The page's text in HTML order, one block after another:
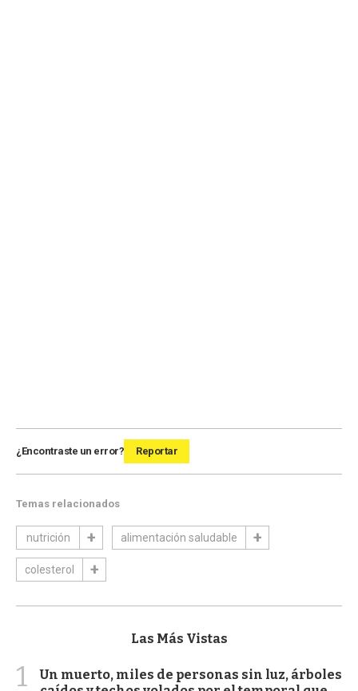
¿Encontraste un error? Reportar
Temas relacionados
nutrición alimentación saludable
colesterol
Las Más Vistas
1
Un muerto, miles de personas sin luz, árboles